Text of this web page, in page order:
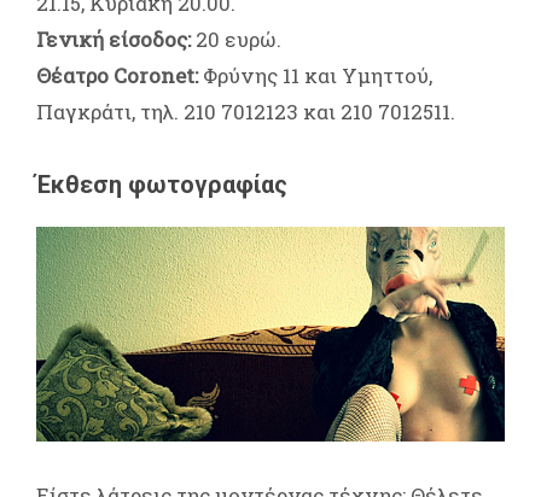
Γενική είσοδος:20 ευρώ.
Θέατρο Coronet:Φρύνης 11 και Υμηττού,
Παγκράτι, τηλ. 210 7012123 και 210 7012511.
Έκθεση φωτογραφίας